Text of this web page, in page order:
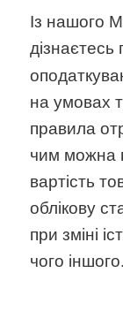
Із нашого
дізнаєтесь
на умовах
правила
чим можна
вартість
облікову
при зміні
чого іншого.